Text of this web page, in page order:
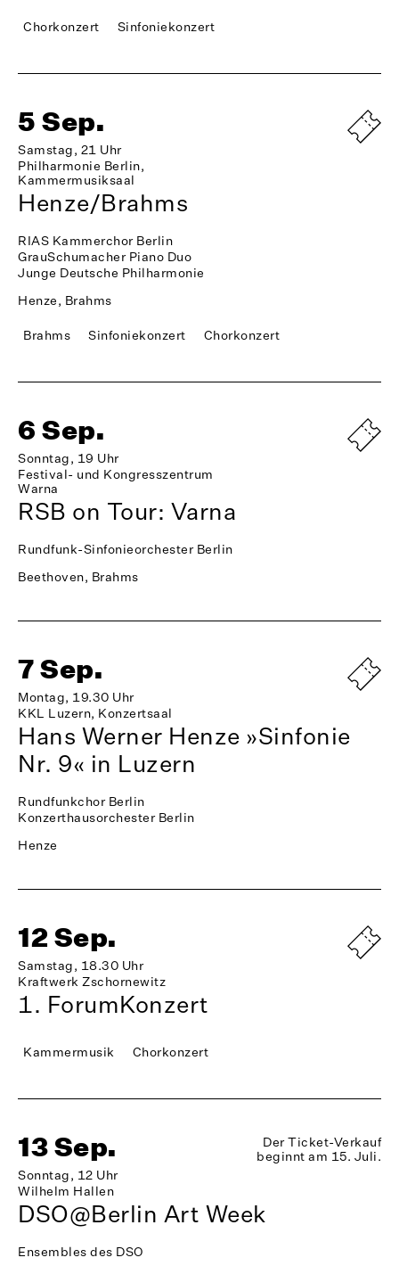
Chorkonzert Sinfoniekonzert
5 Sep.
Samstag, 21 Uhr
Philharmonie Berlin,
Kammermusiksaal
Henze/Brahms
RIAS Kammerchor Berlin
GrauSchumacher Piano Duo
Junge Deutsche Philharmonie
Henze, Brahms
Brahms Sinfoniekonzert Chorkonzert
6 Sep.
Sonntag, 19 Uhr
Festival- und Kongresszentrum
Warna
RSB on Tour: Varna
Rundfunk-Sinfonieorchester Berlin
Beethoven, Brahms
7 Sep.
Montag, 19.30 Uhr
KKL Luzern, Konzertsaal
Hans Werner Henze »Sinfonie
Nr. 9« in Luzern
Rundfunkchor Berlin
Konzerthausorchester Berlin
Henze
12 Sep.
Samstag, 18.30 Uhr
Kraftwerk Zschornewitz
1. ForumKonzert
Kammermusik Chorkonzert
13 Sep.
Sonntag, 12 Uhr
Wilhelm Hallen
Der Ticket-Verkauf
beginnt am 15. Juli.
DSO@Berlin Art Week
Ensembles des DSO